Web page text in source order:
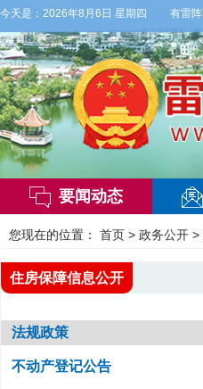
今天是： 2026年8月6日 星期四
今晚到明天白天，阴天间多云，有雷
要闻动态
您现在的位置： 首页 > 政务公开 >
住房保障信息公开
法规政策
不动产登记公告